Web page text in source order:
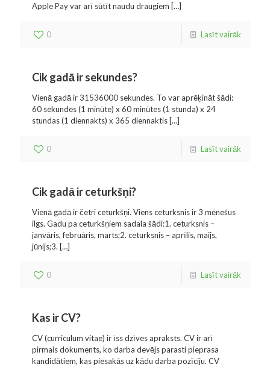
Apple Pay var arī sūtīt naudu draugiem […]
0 Lasīt vairāk
Cik gadā ir sekundes?
Vienā gadā ir 31536000 sekundes. To var aprēķināt šādi:
60 sekundes (1 minūte) x 60 minūtes (1 stunda) x 24
stundas (1 diennakts) x 365 diennaktis […]
0 Lasīt vairāk
Cik gadā ir ceturkšņi?
Vienā gadā ir četri ceturkšņi. Viens ceturksnis ir 3 mēnešus
ilgs. Gadu pa ceturkšņiem sadala šādi:1. ceturksnis –
janvāris, februāris, marts;2. ceturksnis – aprīlis, maijs,
jūnijs;3. […]
0 Lasīt vairāk
Kas ir CV?
CV (curriculum vitae) ir īss dzīves apraksts. CV ir arī
pirmais dokuments, ko darba devējs parasti pieprasa
kandidātiem, kas piesakās uz kādu darba pozīciju. CV